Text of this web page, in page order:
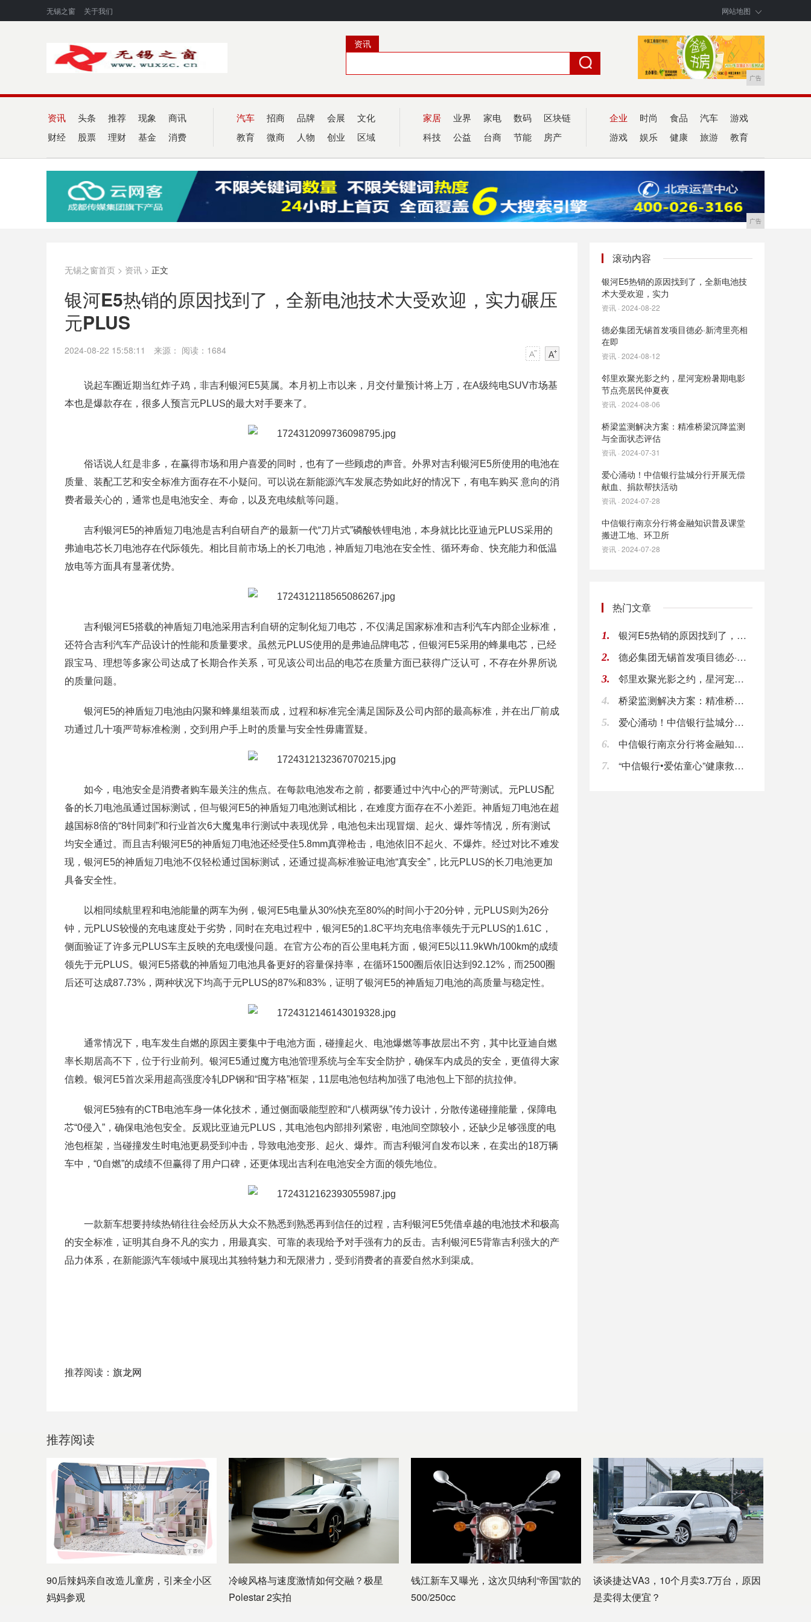
无锡之窗 关于我们 网站地图
资讯
广告
资讯 头条 推荐 现象 商讯
财经 股票 理财 基金 消费
汽车 招商 品牌 会展 文化
教育 微商 人物 创业 区域
家居 业界 家电 数码 区块链
科技 公益 台商 节能 房产
企业 时尚 食品 汽车 游戏
游戏 娱乐 健康 旅游 教育
广告
无锡之窗首页 > 资讯 > 正文
银河E5热销的原因找到了，全新电池技术大受欢迎，实力碾压
元PLUS
2024-08-22 15:58:11 来源： 阅读：1684
说起车圈近期当红炸子鸡，非吉利银河E5莫属。本月初上市以来，月交付量预计将上万，在A级纯电SUV市场基
本也是爆款存在，很多人预言元PLUS的最大对手要来了。
俗话说人红是非多，在赢得市场和用户喜爱的同时，也有了一些顾虑的声音。外界对吉利银河E5所使用的电池在
质量、装配工艺和安全标准方面存在不小疑问。可以说在新能源汽车发展态势如此好的情况下，有电车购买 意向的消
费者最关心的，通常也是电池安全、寿命，以及充电续航等问题。
吉利银河E5的神盾短刀电池是吉利自研自产的最新一代“刀片式”磷酸铁锂电池，本身就比比亚迪元PLUS采用的
弗迪电芯长刀电池存在代际领先。相比目前市场上的长刀电池，神盾短刀电池在安全性、循环寿命、快充能力和低温
放电等方面具有显著优势。
吉利银河E5搭载的神盾短刀电池采用吉利自研的定制化短刀电芯，不仅满足国家标准和吉利汽车内部企业标准，
还符合吉利汽车产品设计的性能和质量要求。虽然元PLUS使用的是弗迪品牌电芯，但银河E5采用的蜂巢电芯，已经
跟宝马、理想等多家公司达成了长期合作关系，可见该公司出品的电芯在质量方面已获得广泛认可，不存在外界所说
的质量问题。
银河E5的神盾短刀电池由闪聚和蜂巢组装而成，过程和标准完全满足国际及公司内部的最高标准，并在出厂前成
功通过几十项严苛标准检测，交到用户手上时的质量与安全性毋庸置疑。
如今，电池安全是消费者购车最关注的焦点。在每款电池发布之前，都要通过中汽中心的严苛测试。元PLUS配
备的长刀电池虽通过国标测试，但与银河E5的神盾短刀电池测试相比，在难度方面存在不小差距。神盾短刀电池在超
越国标8倍的“8针同刺”和行业首次6大魔鬼串行测试中表现优异，电池包未出现冒烟、起火、爆炸等情况，所有测试
均安全通过。而且吉利银河E5的神盾短刀电池还经受住5.8mm真弹枪击，电池依旧不起火、不爆炸。经过对比不难发
现，银河E5的神盾短刀电池不仅轻松通过国标测试，还通过提高标准验证电池“真安全”，比元PLUS的长刀电池更加
具备安全性。
以相同续航里程和电池能量的两车为例，银河E5电量从30%快充至80%的时间小于20分钟，元PLUS则为26分
钟，元PLUS较慢的充电速度处于劣势，同时在充电过程中，银河E5的1.8C平均充电倍率领先于元PLUS的1.61C，
侧面验证了许多元PLUS车主反映的充电缓慢问题。在官方公布的百公里电耗方面，银河E5以11.9kWh/100km的成绩
领先于元PLUS。银河E5搭载的神盾短刀电池具备更好的容量保持率，在循环1500圈后依旧达到92.12%，而2500圈
后还可达成87.73%，两种状况下均高于元PLUS的87%和83%，证明了银河E5的神盾短刀电池的高质量与稳定性。
通常情况下，电车发生自燃的原因主要集中于电池方面，碰撞起火、电池爆燃等事故层出不穷，其中比亚迪自燃
率长期居高不下，位于行业前列。银河E5通过魔方电池管理系统与全车安全防护，确保车内成员的安全，更值得大家
信赖。银河E5首次采用超高强度冷轧DP钢和“田字格”框架，11层电池包结构加强了电池包上下部的抗拉伸。
银河E5独有的CTB电池车身一体化技术，通过侧面吸能型腔和“八横两纵”传力设计，分散传递碰撞能量，保障电
芯“0侵入”，确保电池包安全。反观比亚迪元PLUS，其电池包内部排列紧密，电池间空隙较小，还缺少足够强度的电
池包框架，当碰撞发生时电池更易受到冲击，导致电池变形、起火、爆炸。而吉利银河自发布以来，在卖出的18万辆
车中，“0自燃”的成绩不但赢得了用户口碑，还更体现出吉利在电池安全方面的领先地位。
一款新车想要持续热销往往会经历从大众不熟悉到熟悉再到信任的过程，吉利银河E5凭借卓越的电池技术和极高
的安全标准，证明其自身不凡的实力，用最真实、可靠的表现给予对手强有力的反击。吉利银河E5背靠吉利强大的产
品力体系，在新能源汽车领域中展现出其独特魅力和无限潜力，受到消费者的喜爱自然水到渠成。
推荐阅读： 旗龙网
滚动内容
银河E5热销的原因找到了，全新电池技
术大受欢迎，实力
资讯 · 2024-08-22
德必集团无锡首发项目德必·新湾里亮相
在即
资讯 · 2024-08-12
邻里欢聚光影之约，星河宠粉暑期电影
节点亮居民仲夏夜
资讯 · 2024-08-06
桥梁监测解决方案：精准桥梁沉降监测
与全面状态评估
资讯 · 2024-07-31
爱心涌动！中信银行盐城分行开展无偿
献血、捐款帮扶活动
资讯 · 2024-07-28
中信银行南京分行将金融知识普及课堂
搬进工地、环卫所
资讯 · 2024-07-28
热门文章
1. 银河E5热销的原因找到了，全新电池技术大受欢迎
2. 德必集团无锡首发项目德必·新湾里亮相在即
3. 邻里欢聚光影之约，星河宠粉暑期电影节点亮居民仲
4. 桥梁监测解决方案：精准桥梁沉降监测与全面状态评
5. 爱心涌动！中信银行盐城分行开展无偿献血、捐款帮
6. 中信银行南京分行将金融知识普及课堂搬进工地、环
7. “中信银行•爱佑童心”健康救助行动： 以“信
推荐阅读
90后辣妈亲自改造儿童房，引来全小区
妈妈参观
冷峻风格与速度激情如何交融？极星
Polestar 2实拍
钱江新车又曝光，这次贝纳利“帝国”款的
500/250cc
谈谈捷达VA3，10个月卖3.7万台，原因
是卖得太便宜？